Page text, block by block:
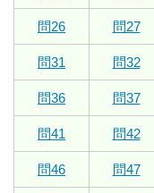
問26 問27
問31 問32
問36 問37
問41 問42
問46 問47